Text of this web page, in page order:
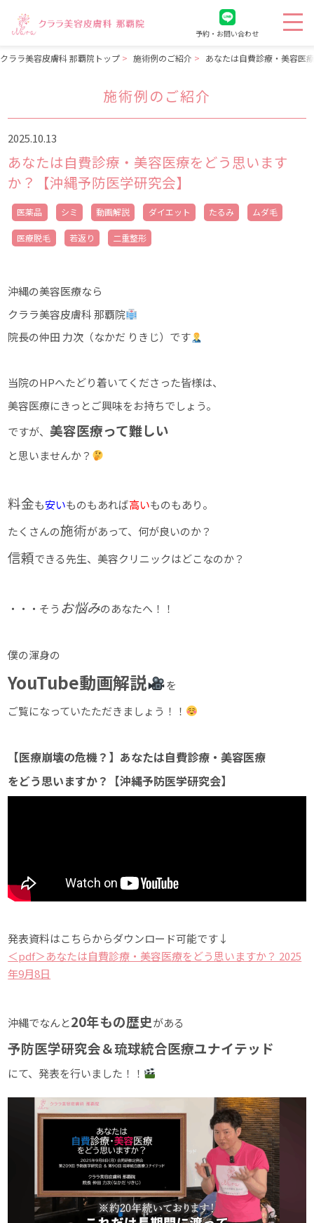
予約・お問い合わせ
クララ美容皮膚科 那覇院トップ 施術例のご紹介 あなたは自費診療・美容医
施術例のご紹介
2025.10.13
あなたは自費診療・美容医療をどう思います
か？【沖縄予防医学研究会】
医薬品 シミ 動画解説 ダイエット たるみ ムダ毛
医療脱毛 若返り 二重整形
沖縄の美容医療なら
クララ美容皮膚科 那覇院
院長の仲田 力次（なかだ りきじ）です
当院のHPへたどり着いてくださった皆様は、
美容医療にきっとご興味をお持ちでしょう。
ですが、 美容医療って難しい
と思いませんか？
料金も安いものもあれば高いものもあり。
たくさんの施術があって、何が良いのか？
信頼できる先生、美容クリニックはどこなのか？
・・・そう お悩みのあなたへ！！
僕の渾身の
YouTube動画解説
を
ご覧になっていたただきましょう！！
【医療崩壊の危機？】あなたは自費診療・美容医療
をどう思いますか？ 【沖縄予防医学研究会】
発表資料はこちらからダウンロード可能です↓
＜pdf＞あなたは自費診療・美容医療をどう思いますか？ 2025
年9月8日
沖縄でなんと20年もの歴史がある
予防医学研究会＆琉球統合医療ユナイテッド
にて、発表を行いました！！